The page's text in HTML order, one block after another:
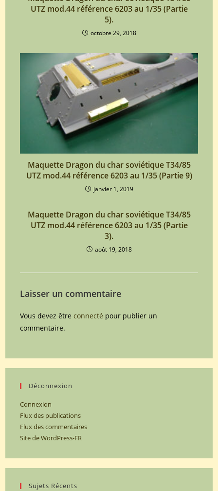
UTZ mod.44 référence 6203 au 1/35 (Partie
5).
octobre 29, 2018
Maquette Dragon du char soviétique T34/85
UTZ mod.44 référence 6203 au 1/35 (Partie 9)
janvier 1, 2019
Maquette Dragon du char soviétique T34/85
UTZ mod.44 référence 6203 au 1/35 (Partie
3).
août 19, 2018
Laisser un commentaire
Vous devez êtreconnecté pour publier un
commentaire.
Déconnexion
Connexion
Flux des publications
Flux des commentaires
Site de WordPress-FR
Sujets Récents